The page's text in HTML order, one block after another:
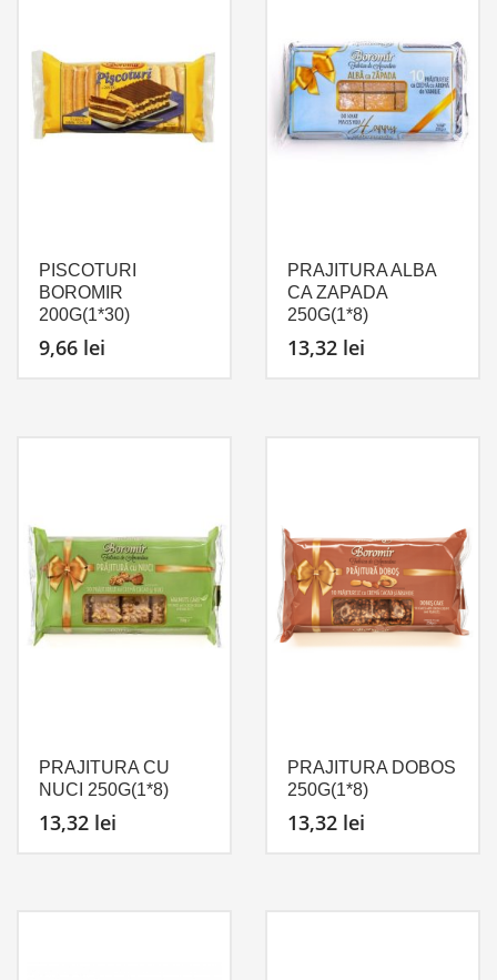
PISCOTURI
BOROMIR
200G(1*30)
9,66 lei
PRAJITURA ALBA
CA ZAPADA
250G(1*8)
13,32 lei
PRAJITURA CU
NUCI 250G(1*8)
13,32 lei
PRAJITURA DOBOS
250G(1*8)
13,32 lei